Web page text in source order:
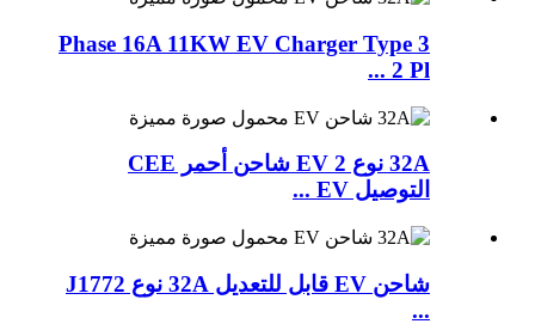
3 Phase 16A 11KW EV Charger Type
2 Pl ...
32A نوع 2 EV شاحن أحمر CEE
التوصيل EV ...
شاحن EV قابل للتعديل 32A نوع J1772
...